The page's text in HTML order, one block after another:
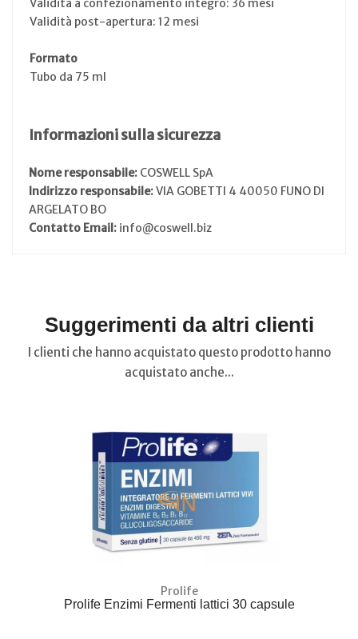
Validità a confezionamento integro: 36 mesi
Validità post-apertura: 12 mesi
Formato
Tubo da 75 ml
Informazioni sulla sicurezza
Nome responsabile: COSWELL SpA
Indirizzo responsabile:VIA GOBETTI 4 40050 FUNO DI
ARGELATO BO
Contatto Email: info@coswell.biz
Suggerimenti da altri clienti
I clienti che hanno acquistato questo prodotto hanno
acquistato anche...
Prolife
Prolife Enzimi Fermenti lattici 30 capsule